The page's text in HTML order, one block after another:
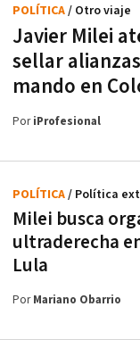
Javier Milei
sellar
mando en
POLÍTICA/ Otro viaje
PoriProfesional
Milei busca
ultraderecha
Lula
POLÍTICA/ Política
PorMariano Obarrio